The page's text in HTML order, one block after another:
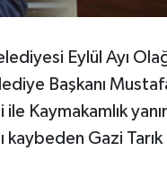
Eylül Ayı
Başkanı
Kaymakamlık
kaybeden Gazi